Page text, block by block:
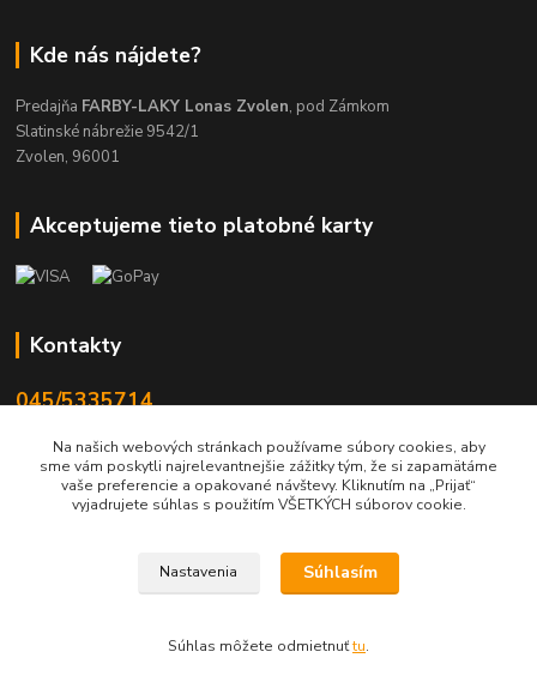
Kde nás nájdete?
Predajňa FARBY-LAKY Lonas Zvolen, pod Zámkom
Slatinské nábrežie 9542/1
Zvolen, 96001
Akceptujeme tieto platobné karty
Kontakty
045/5335714
info@lonas.sk
© 2024 Lonas s. r. o., farby-laky Zvolen
Na našich webových stránkach používame súbory cookies, aby
sme vám poskytli najrelevantnejšie zážitky tým, že si zapamätáme
vaše preferencie a opakované návštevy. Kliknutím na „Prijať“
vyjadrujete súhlas s použitím VŠETKÝCH súborov cookie.
Nastavenia Súhlasím
Súhlas môžete odmietnuťtu.